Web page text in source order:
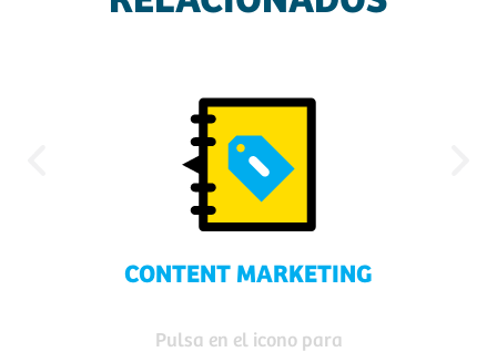
CONTENT MARKETING
Pulsa en el icono para